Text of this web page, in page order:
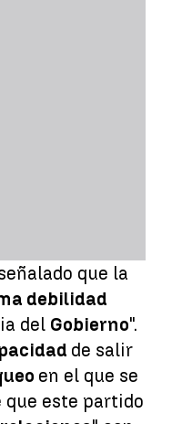
que la
debilidad
del Gobierno".
de salir
en el que se
que este partido